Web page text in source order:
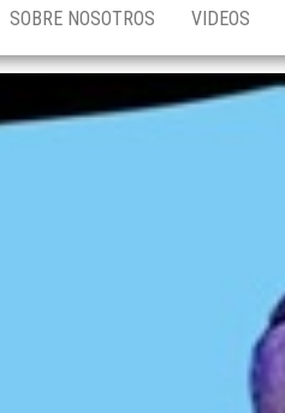
SOBRE NOSOTROS VIDEOS